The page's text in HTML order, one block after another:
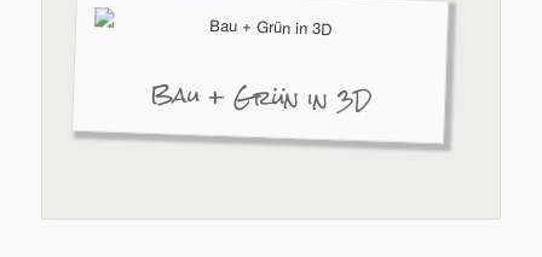
Bau + Grün in 3D